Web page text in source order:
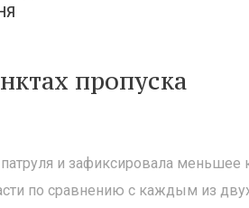
пропуска
и зафиксировала меньшее
по сравнению с каждым из